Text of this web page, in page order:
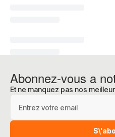
Abonnez-vous a
Et ne manquez pas nos